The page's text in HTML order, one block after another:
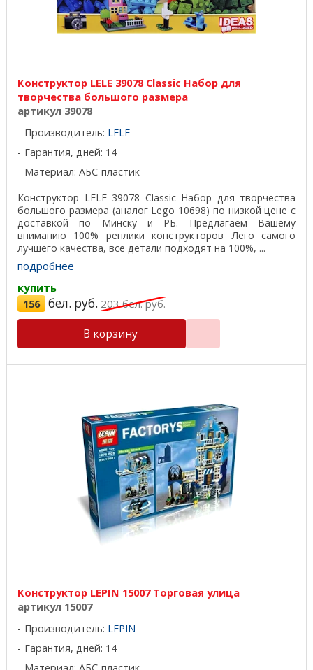
Конструктор LELE 39078 Classic Набор для
творчества большого размера
артикул 39078
Производитель: LELE
Гарантия, дней: 14
Материал: АБС-пластик
Конструктор LELE 39078 Classic Набор для творчества
большого размера (аналог Lego 10698) по низкой цене с
доставкой по Минску и РБ. Предлагаем Вашему
вниманию 100% реплики конструкторов Лего самого
лучшего качества, все детали подходят на 100%, ...
подробнее
купить
156 бел. руб. 203бел. руб.
В корзину
Конструктор LEPIN 15007 Торговая улица
артикул 15007
Производитель: LEPIN
Гарантия, дней: 14